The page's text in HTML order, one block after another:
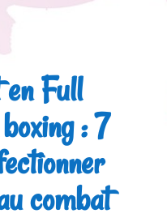
en Full
: 7
combat